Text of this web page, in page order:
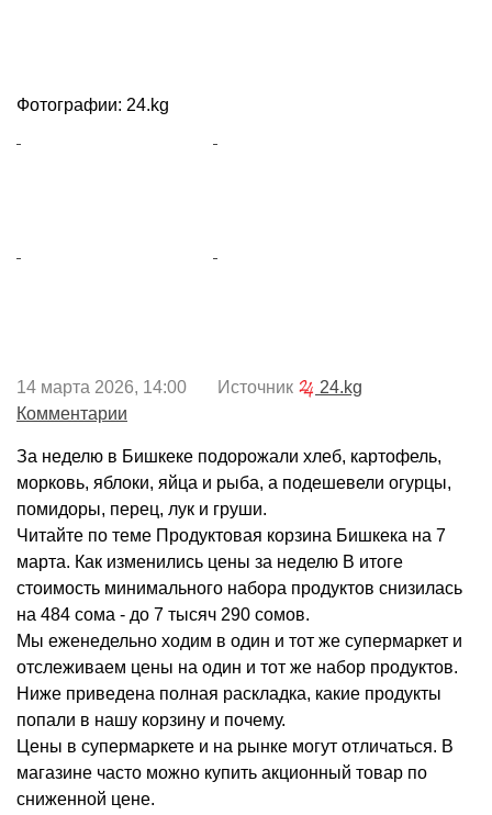
Фотографии: 24.kg
14 марта 2026, 14:00 Источник
24.kg
Комментарии
За неделю в Бишкеке подорожали хлеб, картофель,
морковь, яблоки, яйца и рыба, а подешевели огурцы,
помидоры, перец, лук и груши.
Читайте по теме Продуктовая корзина Бишкека на 7
марта. Как изменились цены за неделю В итоге
стоимость минимального набора продуктов снизилась
на 484 сома - до 7 тысяч 290 сомов.
Мы еженедельно ходим в один и тот же супермаркет и
отслеживаем цены на один и тот же набор продуктов.
Ниже приведена полная раскладка, какие продукты
попали в нашу корзину и почему.
Цены в супермаркете и на рынке могут отличаться. В
магазине часто можно купить акционный товар по
сниженной цене.